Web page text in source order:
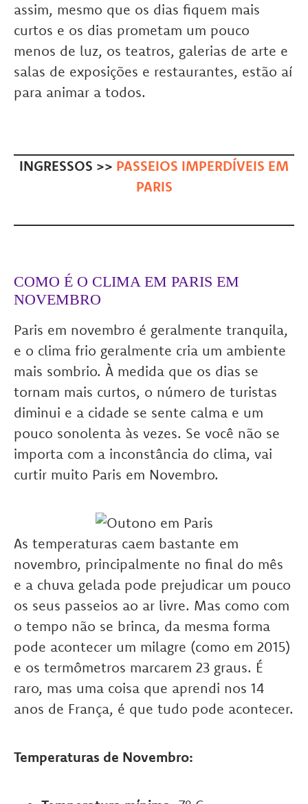
assim, mesmo que os dias fiquem mais
curtos e os dias prometam um pouco
menos de luz, os teatros, galerias de arte e
salas de exposições e restaurantes, estão aí
para animar a todos.
INGRESSOS >> PASSEIOS IMPERDÍVEIS EM
PARIS
COMO É O CLIMA EM PARIS EM
NOVEMBRO
Paris em novembro é geralmente tranquila,
e o clima frio geralmente cria um ambiente
mais sombrio. À medida que os dias se
tornam mais curtos, o número de turistas
diminui e a cidade se sente calma e um
pouco sonolenta às vezes. Se você não se
importa com a inconstância do clima, vai
curtir muito Paris em Novembro.
As temperaturas caem bastante em
novembro, principalmente no final do mês
e a chuva gelada pode prejudicar um pouco
os seus passeios ao ar livre. Mas como com
o tempo não se brinca, da mesma forma
pode acontecer um milagre (como em 2015)
e os termômetros marcarem 23 graus. É
raro, mas uma coisa que aprendi nos 14
anos de França, é que tudo pode acontecer.
Temperaturas de Novembro: